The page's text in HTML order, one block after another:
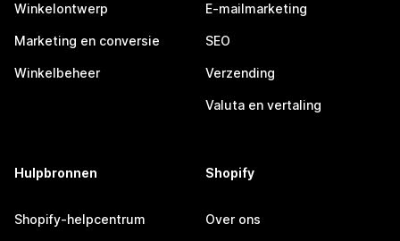
Winkelontwerp
Marketing en conversie
Winkelbeheer
E-mailmarketing
SEO
Verzending
Valuta en vertaling
Hulpbronnen
Shopify-helpcentrum
Shopify
Over ons